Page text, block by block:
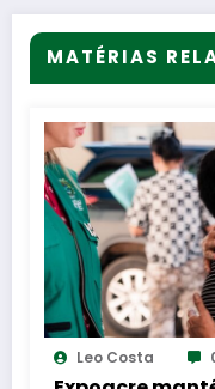
sobre o caso.
MATÉRIAS
Leo Costa